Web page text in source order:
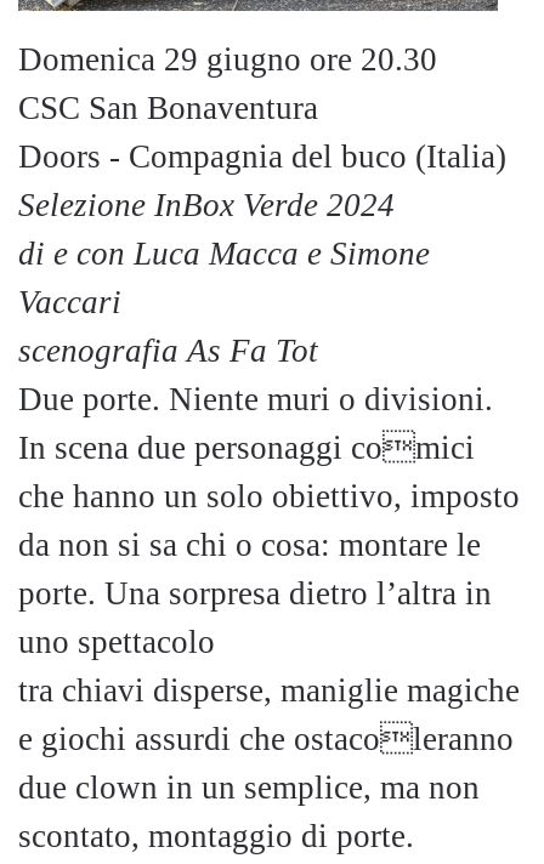
Domenica 29 giugno ore 20.30
CSC San Bonaventura
Doors - Compagnia del buco (Italia)
Selezione InBox Verde 2024
di e con Luca Macca e Simone
Vaccari
scenografia As Fa Tot
Due porte. Niente muri o divisioni.
In scena due personaggi comici
che hanno un solo obiettivo, imposto
da non si sa chi o cosa: montare le
porte. Una sorpresa dietro l’altra in
uno spettacolo
tra chiavi disperse, maniglie magiche
e giochi assurdi che ostacoleranno
due clown in un semplice, ma non
scontato, montaggio di porte.